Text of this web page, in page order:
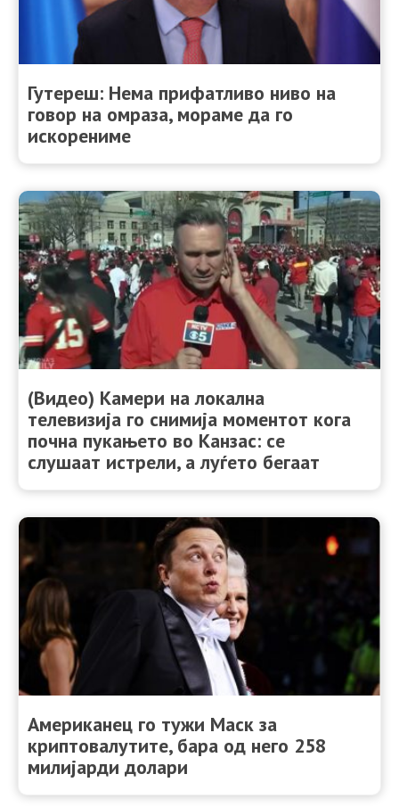
Гутереш: Нема прифатливо ниво на
говор на омраза, мораме да го
искорениме
(Видео) Камери на локална
телевизија го снимија моментот кога
почна пукањето во Канзас: се
слушаат истрели, а луѓето бегаат
Американец го тужи Маск за
криптовалутите, бара од него 258
милијарди долари